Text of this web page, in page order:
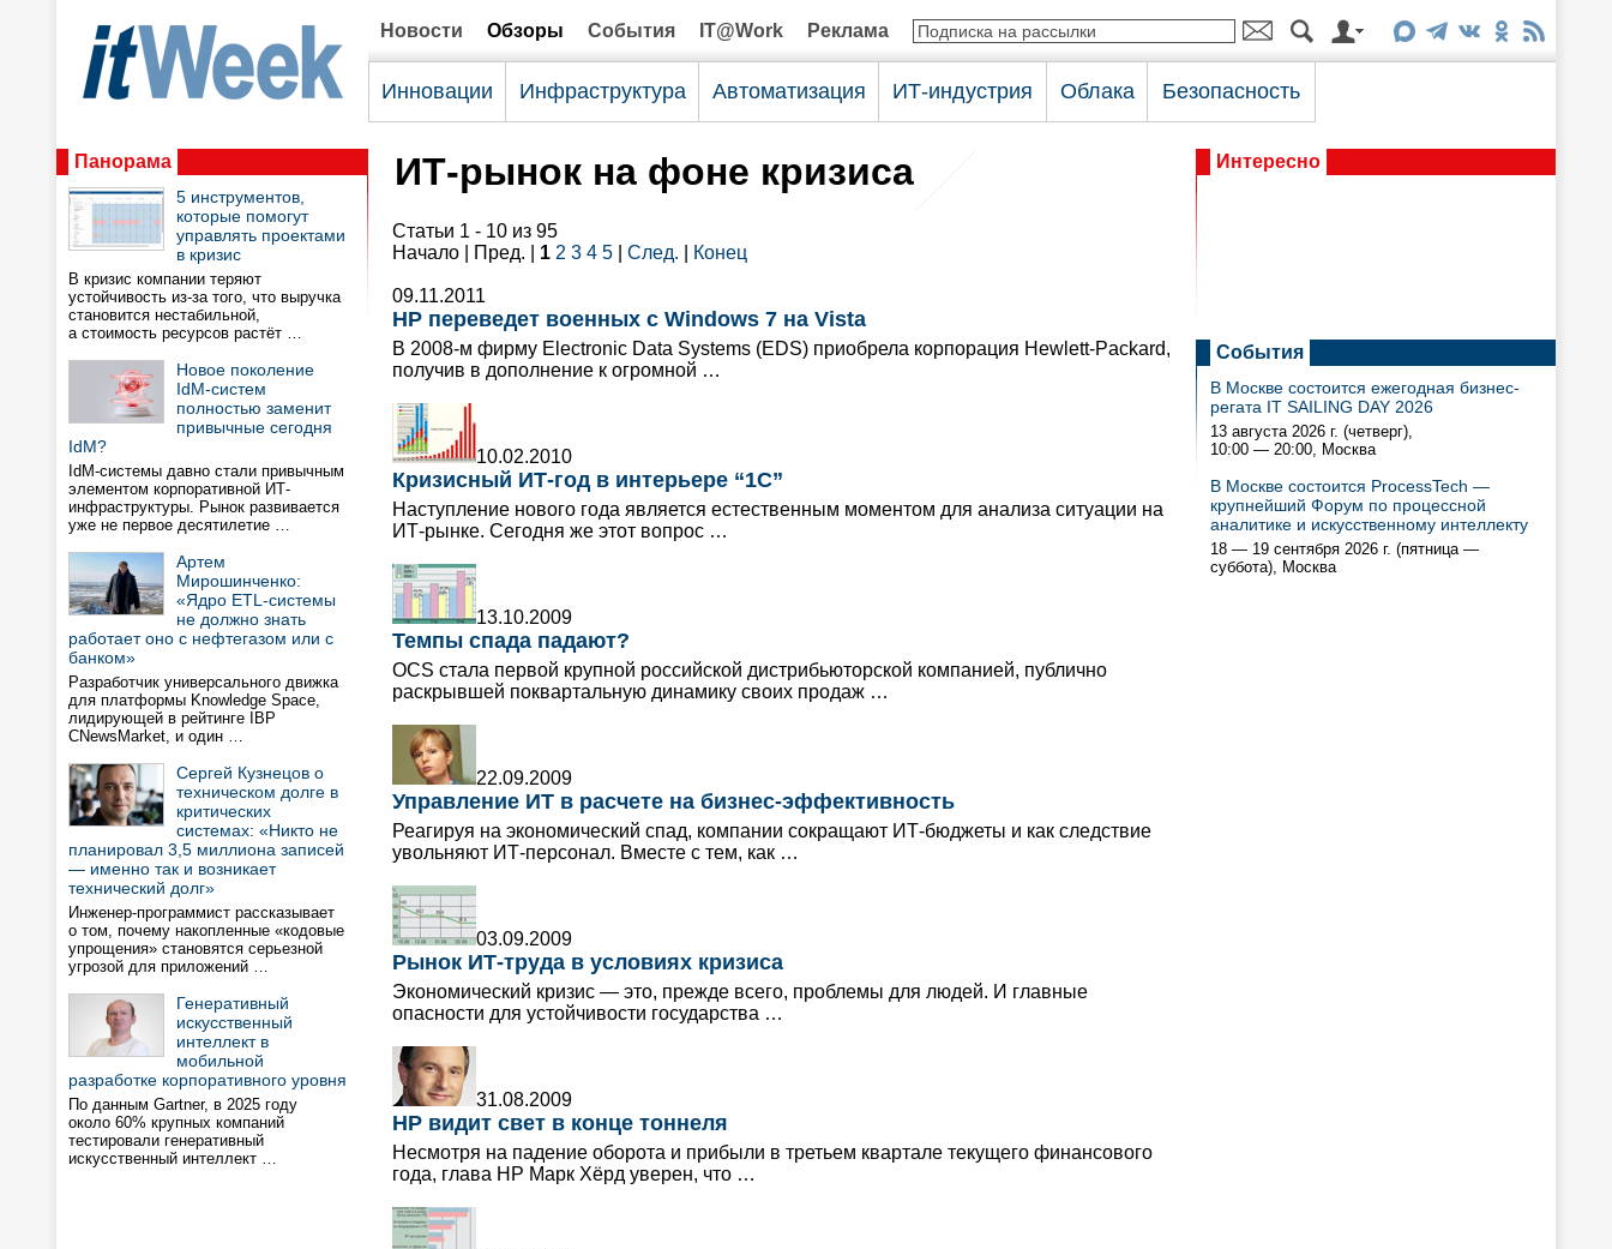
Новости Обзоры События IT@Work Реклама
Инновации Инфраструктура Автоматизация ИТ-индустрия Облака Безопасность
Панорама
5 инструментов,
которые помогут
управлять проектами
в кризис
В кризис компании теряют
устойчивость из-за того, что выручка
становится нестабильной,
а стоимость ресурсов растёт …
Новое поколение
IdM-систем
полностью заменит
привычные сегодня
IdM?
IdM-системы давно стали привычным
элементом корпоративной ИТ-
инфраструктуры. Рынок развивается
уже не первое десятилетие …
Артем
Мирошинченко:
«Ядро ETL-системы
не должно знать
работает оно с нефтегазом или с
банком»
Разработчик универсального движка
для платформы Knowledge Space,
лидирующей в рейтинге IBP
CNewsMarket, и один …
Сергей Кузнецов о
техническом долге в
критических
системах: «Никто не
планировал 3,5 миллиона записей
— именно так и возникает
технический долг»
Инженер-программист рассказывает
о том, почему накопленные «кодовые
упрощения» становятся серьезной
угрозой для приложений …
Генеративный
искусственный
интеллект в
мобильной
разработке корпоративного уровня
По данным Gartner, в 2025 году
около 60% крупных компаний
тестировали генеративный
искусственный интеллект …
ИТ-рынок на фоне кризиса
Статьи 1 - 10 из 95
Начало | Пред. | 1 2 3 4 5 След. Конец
09.11.2011
HP переведет военных с Windows 7 на Vista
В 2008-м фирму Electronic Data Systems (EDS) приобрела корпорация Hewlett-Packard,
получив в дополнение к огромной …
10.02.2010
Кризисный ИТ-год в интерьере “1С”
Наступление нового года является естественным моментом для анализа ситуации на
ИТ-рынке. Сегодня же этот вопрос …
13.10.2009
Темпы спада падают?
OCS стала первой крупной российской дистрибьюторской компанией, публично
раскрывшей поквартальную динамику своих продаж …
22.09.2009
Управление ИТ в расчете на бизнес-эффективность
Реагируя на экономический спад, компании сокращают ИТ-бюджеты и как следствие
увольняют ИТ-персонал. Вместе с тем, как …
03.09.2009
Рынок ИТ-труда в условиях кризиса
Экономический кризис — это, прежде всего, проблемы для людей. И главные
опасности для устойчивости государства …
31.08.2009
HP видит свет в конце тоннеля
Несмотря на падение оборота и прибыли в третьем квартале текущего финансового
года, глава HP Марк Хёрд уверен, что …
Интересно
События
В Москве состоится ежегодная бизнес-
регата IT SAILING DAY 2026
13 августа 2026 г. (четверг),
10:00 — 20:00, Москва
В Москве состоится ProcessTech —
крупнейший Форум по процессной
аналитике и искусственному интеллекту
18 — 19 сентября 2026 г. (пятница —
суббота), Москва